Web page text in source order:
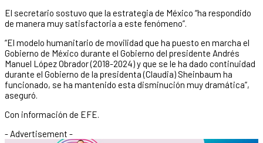
El secretario sostuvo que la estrategia de México “ha respondido
de manera muy satisfactoria a este fenómeno”.
“El modelo humanitario de movilidad que ha puesto en marcha el
Gobierno de México durante el Gobierno del presidente Andrés
Manuel López Obrador (2018-2024) y que se le ha dado continuidad
durante el Gobierno de la presidenta (Claudia) Sheinbaum ha
funcionado, se ha mantenido esta disminución muy dramática”,
aseguró.
Con información de EFE.
- Advertisement -